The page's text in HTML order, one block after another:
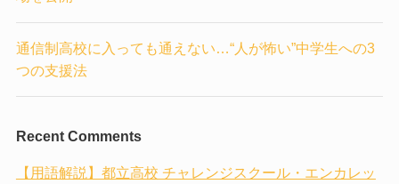
通信制高校に入っても通えない…“人が怖い”中学生への3
つの支援法
Recent Comments
【用語解説】都立高校 チャレンジスクール・エンカレッ